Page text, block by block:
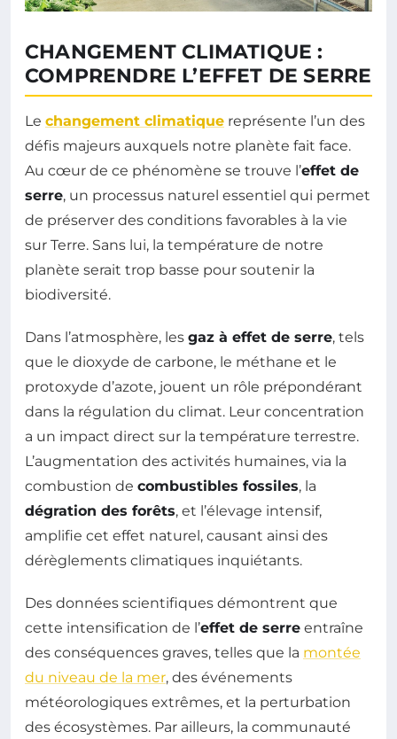
CHANGEMENT CLIMATIQUE :
COMPRENDRE L’EFFET DE SERRE
Le changement climatique représente l’un des
défis majeurs auxquels notre planète fait face.
Au cœur de ce phénomène se trouve l’effet de
serre, un processus naturel essentiel qui permet
de préserver des conditions favorables à la vie
sur Terre. Sans lui, la température de notre
planète serait trop basse pour soutenir la
biodiversité.
Dans l’atmosphère, les gaz à effet de serre, tels
que le dioxyde de carbone, le méthane et le
protoxyde d’azote, jouent un rôle prépondérant
dans la régulation du climat. Leur concentration
a un impact direct sur la température terrestre.
L’augmentation des activités humaines, via la
combustion de combustibles fossiles, la
dégration des forêts, et l’élevage intensif,
amplifie cet effet naturel, causant ainsi des
dérèglements climatiques inquiétants.
Des données scientifiques démontrent que
cette intensification de l’effet de serre entraîne
des conséquences graves, telles que la montée
du niveau de la mer, des événements
météorologiques extrêmes, et la perturbation
des écosystèmes. Par ailleurs, la communauté